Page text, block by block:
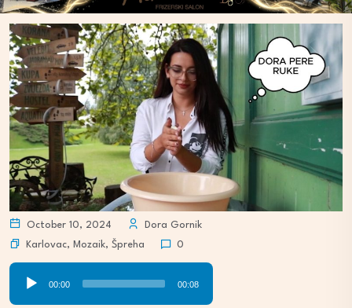
October 10, 2024
Dora Gornik
Karlovac, Mozaik, Špreha 0
Audio
Player
00:00 00:08